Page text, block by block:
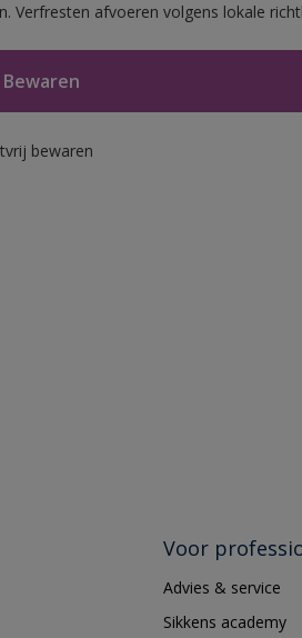
Verfresten afvoeren volgens lokale
Bewaren
bewaren
Voor
Advies & service
Sikkens academy